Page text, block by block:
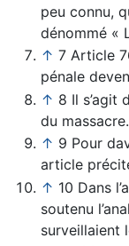
peu connu,
↑ 7 Article
pénale
↑ 8 Il s’agit
du massacre.
↑ 9 Pour
article
↑ 10 Dans
soutenu
surveillaient